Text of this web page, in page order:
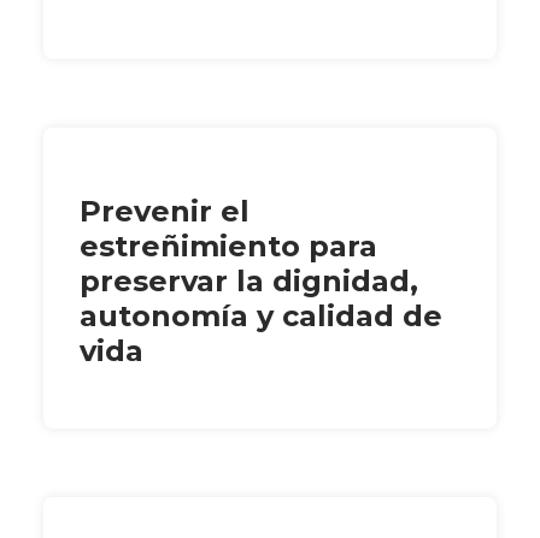
Prevenir el
estreñimiento para
preservar la dignidad,
autonomía y calidad de
vida